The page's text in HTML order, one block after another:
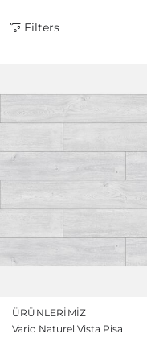
Filters
ÜRÜNLERIMIZ
Vario Naturel Vista Pisa